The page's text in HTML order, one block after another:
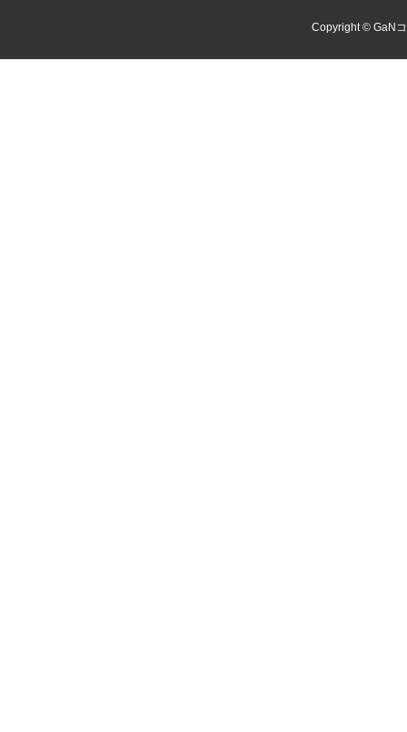
Copyright © GaN